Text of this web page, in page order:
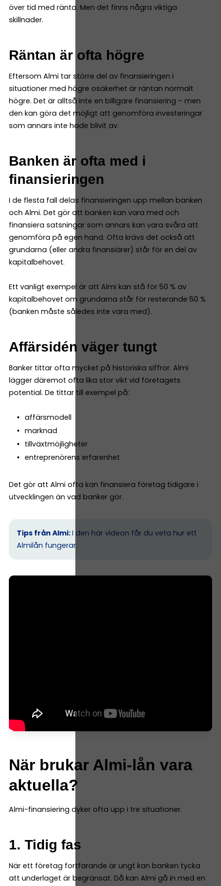
över tid med ränta. Men det finns några viktiga
skillnader.
Räntan är ofta högre
Eftersom Almi tar större del av finansieringen i
situationer med högre osäkerhet är räntan normalt
högre. Det är alltså inte en billigare finansiering – men
den kan göra det möjligt att genomföra investeringar
som annars inte hade blivit av.
Banken är ofta med i
finansieringen
I de flesta fall delas finansieringen upp mellan banken
och Almi. Det gör att banken kan vara med och
finansiera satsningar som annars kan vara svåra att
genomföra på egen hand. Ofta krävs det också att
grundarna (eller andra finansiärer) står för en del av
kapitalbehovet.
Ett vanligt exempel är att Almi kan stå för 50 % av
kapitalbehovet om grundarna står för resterande 50 %
(banken måste således inte vara med).
Affärsidén väger tungt
Banker tittar ofta mycket på historiska siffror. Almi
lägger däremot ofta lika stor vikt vid företagets
potential. De tittar till exempel på:
affärsmodell
marknad
tillväxtmöjligheter
entreprenörens erfarenhet
Det gör att Almi ofta kan finansiera företag tidigare i
utvecklingen än vad banker gör.
Tips från Almi:I den här videon får du veta hur ett
Almilån fungerar.
När brukar Almi-lån vara
aktuella?
Almi-finansiering dyker ofta upp i tre situationer.
1. Tidig fas
När ett företag fortfarande är ungt kan banken tycka
att underlaget är begränsat. Då kan Almi gå in med en